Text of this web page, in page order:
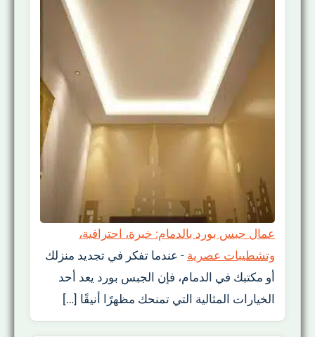
عمال جبس بورد بالدمام: خبرة، احترافية،
وتشطيبات عصرية - عندما تفكر في تجديد منزلك
أو مكتبك في الدمام، فإن الجبس بورد يعد أحد
الخيارات المثالية التي تمنحك مظهرًا أنيقًا […]